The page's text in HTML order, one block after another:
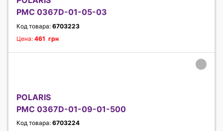
PMC 0367D-01-05-03
Код товара: 6703223
Цена: 461 грн
POLARIS
PMC 0367D-01-09-01-500
Код товара: 6703224